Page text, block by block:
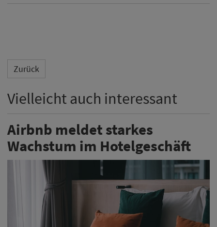
Zurück
Vielleicht auch interessant
Airbnb meldet starkes
Wachstum im Hotelgeschäft